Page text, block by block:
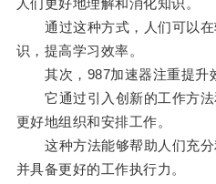
人们更好地理解和消化知识。
通过这种方式，人们可以在
识，提高学习效率。
其次，987加速器注重提升
它通过引入创新的工作方法
更好地组织和安排工作。
这种方法能够帮助人们充分
并具备更好的工作执行力。